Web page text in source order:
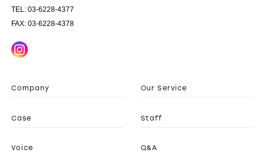
TEL: 03-6228-4377
FAX: 03-6228-4378
Company Our Service
Case Staff
Voice Q&A